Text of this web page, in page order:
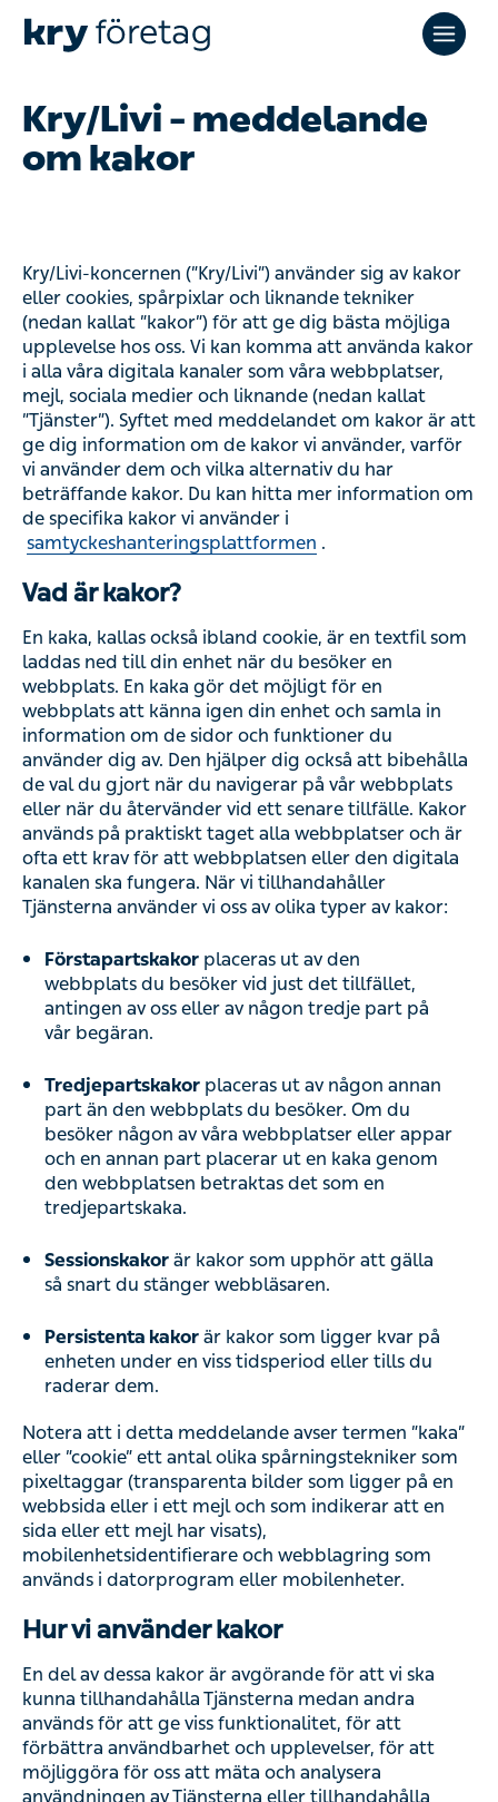
Kry/Livi – meddelande om
kakor
Kry/Livi-koncernen (”Kry/Livi”) använder sig av kakor eller
cookies, spårpixlar och liknande tekniker (nedan kallat
”kakor”) för att ge dig bästa möjliga upplevelse hos oss. Vi
kan komma att använda kakor i alla våra digitala kanaler
som våra webbplatser, mejl, sociala medier och liknande
(nedan kallat ”Tjänster”). Syftet med meddelandet om
kakor är att ge dig information om de kakor vi använder,
varför vi använder dem och vilka alternativ du har
beträffande kakor. Du kan hitta mer information om de
specifika kakor vi använder i
samtyckeshanteringsplattformen .
laddas ned till din enhet när du besöker en webbplats. En
kaka gör det möjligt för en webbplats att känna igen din
enhet och samla in information om de sidor och funktioner
du använder dig av. Den hjälper dig också att bibehålla
de val du gjort när du navigerar på vår webbplats eller när
du återvänder vid ett senare tillfälle. Kakor används på
praktiskt taget alla webbplatser och är ofta ett krav för att
webbplatsen eller den digitala kanalen ska fungera. När
vi tillhandahåller Tjänsterna använder vi oss av olika
typer av kakor:
Förstapartskakorplaceras ut av den webbplats du
någon tredje part på vår begäran.
Tredjepartskakorplaceras ut av någon annan part
än den webbplats du besöker. Om du besöker
annan part placerar ut en kaka genom den
webbplatsen betraktas det som en tredjepartskaka.
Sessionskakorär kakor som upphör att gälla så
snart du stänger webbläsaren.
enheten under en viss tidsperiod eller tills du
raderar dem.
Notera att i detta meddelande avser termen ”kaka” eller
”cookie” ett antal olika spårningstekniker som pixeltaggar
(transparenta bilder som ligger på en webbsida eller i ett
mobilenhetsidentifierare och webblagring som används i
datorprogram eller mobilenheter.
Hur vi använder kakor
En del av dessa kakor är avgörande för att vi ska kunna
tillhandahålla Tjänsterna medan andra används för att ge
upplevelser, för att möjliggöra för oss att mäta och
tillhandahålla marknadsföringsinformation. De olika
typerna av kakor och syftena med dem förklaras närmare
nedan:
Nödvändiga kakor